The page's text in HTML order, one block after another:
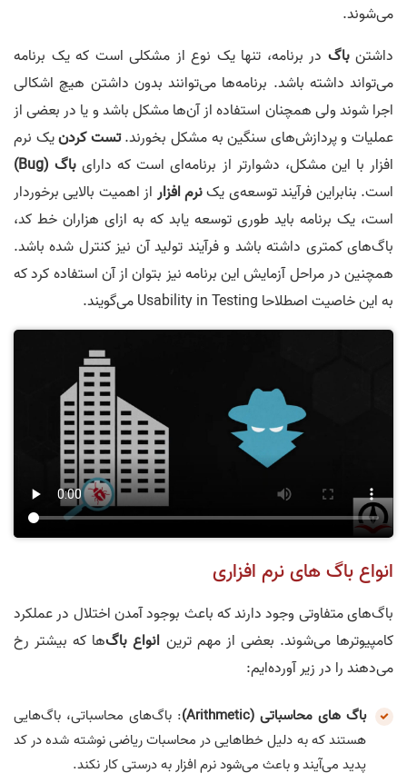
می‌شوند.
داشتنباگ در برنامه، تنها یک نوع از مشکلی است که یک برنامه
می‌تواند داشته باشد. برنامه‌ها می‌توانند بدون داشتن هیچ اشکالی
اجرا شوند ولی همچنان استفاده از آن‌ها مشکل باشد و یا در بعضی از
عملیات و پردازش‌های سنگین به مشکل بخورند.تست کردنیک نرم
افزار با این مشکل، دشوارتر از برنامه‌ای است که دارای باگ (Bug)
است. بنابراین فرآیند توسعه‌ی یکنرم افزار از اهمیت بالایی برخوردار
است، یک برنامه باید طوری توسعه یابد که به ازای هزاران خط کد،
باگ‌های کمتری داشته باشد و فرآیند تولید آن نیز کنترل شده باشد.
همچنین در مراحل آزمایش این برنامه نیز بتوان از آن استفاده کرد که
به این خاصیت اصطلاحا Usability in Testing می‌گویند.
انواع باگ های نرم افزاری
باگ‌های متفاوتی وجود دارند که باعث بوجود آمدن اختلال در عملکرد
کامپیوترها می‌شوند. بعضی از مهم ترین انواع باگ‌ها که بیشتر رخ
می‌دهند را در زیر آورده‌ایم:
باگ های محاسباتی (Arithmetic)
: باگ‌های محاسباتی، باگ‌هایی
هستند که به دلیل خطاهایی در محاسبات ریاضی نوشته شده در کد
پدید می‌آیند و باعث می‌شود نرم افزار به درستی کار نکند.